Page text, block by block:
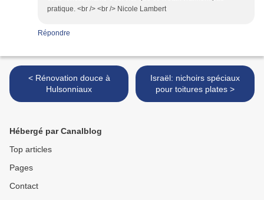
pratique. <br /> <br /> Nicole Lambert
Répondre
< Rénovation douce à
Hulsonniaux
Israël: nichoirs spéciaux
pour toitures plates >
Hébergé par Canalblog
Top articles
Pages
Contact